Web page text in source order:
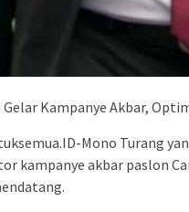
Gelar Kampanye Akbar,
Mono Turang
kampanye akbar paslon